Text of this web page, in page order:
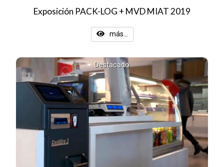
Exposición PACK-LOG + MVD MIAT 2019
más...
Destacado